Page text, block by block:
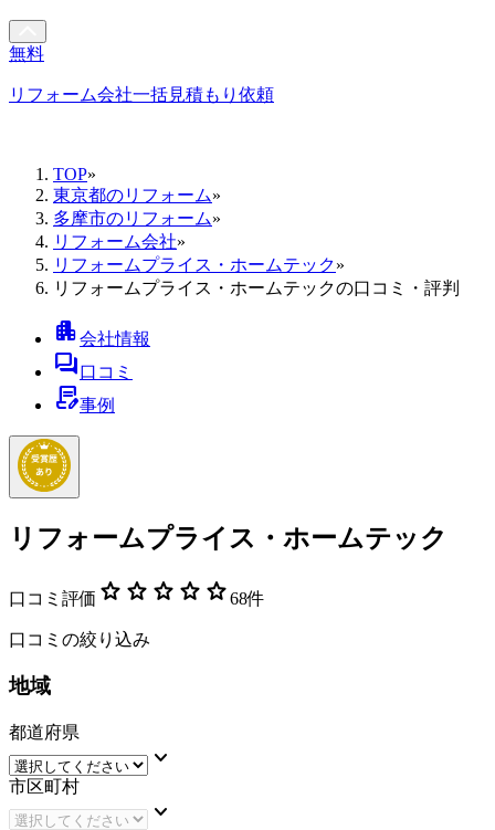
無料
リフォーム会社一括見積もり依頼
TOP»
東京都のリフォーム»
多摩市のリフォーム»
リフォーム会社»
リフォームプライス・ホームテック»
リフォームプライス・ホームテックの口コミ・評判
apartment会社情報
forum口コミ
contract_edit事例
リフォームプライス・ホームテック
口コミ評価 star star star star star68件
口コミの絞り込み
地域
都道府県
keyboard_arrow_down
市区町村
keyboard_arrow_down